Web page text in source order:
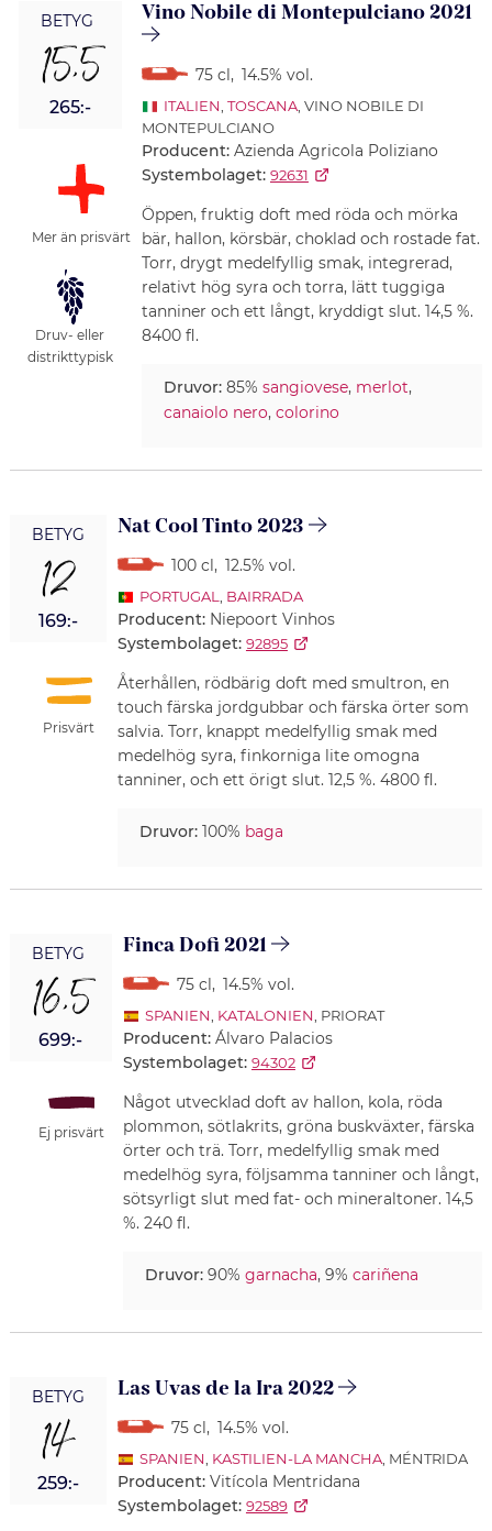
BETYG
15,5
265:-
Mer än prisvärt
Druv- eller
distrikttypisk
Vino Nobile di Montepulciano 2021
75 cl, 14.5% vol.
ITALIEN TOSCANA, VINO NOBILE DI
MONTEPULCIANO
Producent: Azienda Agricola Poliziano
Systembolaget: 92631
Öppen, fruktig doft med röda och mörka
bär, hallon, körsbär, choklad och rostade fat.
Torr, drygt medelfyllig smak, integrerad,
relativt hög syra och torra, lätt tuggiga
tanniner och ett långt, kryddigt slut. 14,5 %.
8400 fl.
Druvor:85% sangiovese, merlot,
canaiolo nero, colorino
BETYG
12
169:-
Prisvärt
Nat Cool Tinto 2023
100 cl, 12.5% vol.
PORTUGAL BAIRRADA
Producent: Niepoort Vinhos
Systembolaget: 92895
Återhållen, rödbärig doft med smultron, en
touch färska jordgubbar och färska örter som
salvia. Torr, knappt medelfyllig smak med
medelhög syra, finkorniga lite omogna
tanniner, och ett örigt slut. 12,5 %. 4800 fl.
Druvor:100% baga
BETYG
16,5
699:-
Ej prisvärt
Finca Dofi 2021
75 cl, 14.5% vol.
SPANIEN KATALONIEN , PRIORAT
Producent: Álvaro Palacios
Systembolaget: 94302
Något utvecklad doft av hallon, kola, röda
plommon, sötlakrits, gröna buskväxter, färska
örter och trä. Torr, medelfyllig smak med
medelhög syra, följsamma tanniner och långt,
sötsyrligt slut med fat- och mineraltoner. 14,5
%. 240 fl.
Druvor:90% garnacha, 9% cariñena
BETYG
14
259:-
Las Uvas de la Ira 2022
75 cl, 14.5% vol.
SPANIEN KASTILIEN-LA MANCHA, MÉNTRIDA
Producent: Vitícola Mentridana
Systembolaget: 92589